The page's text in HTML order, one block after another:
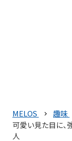
MELOS
趣味
可愛い見た目に、
人